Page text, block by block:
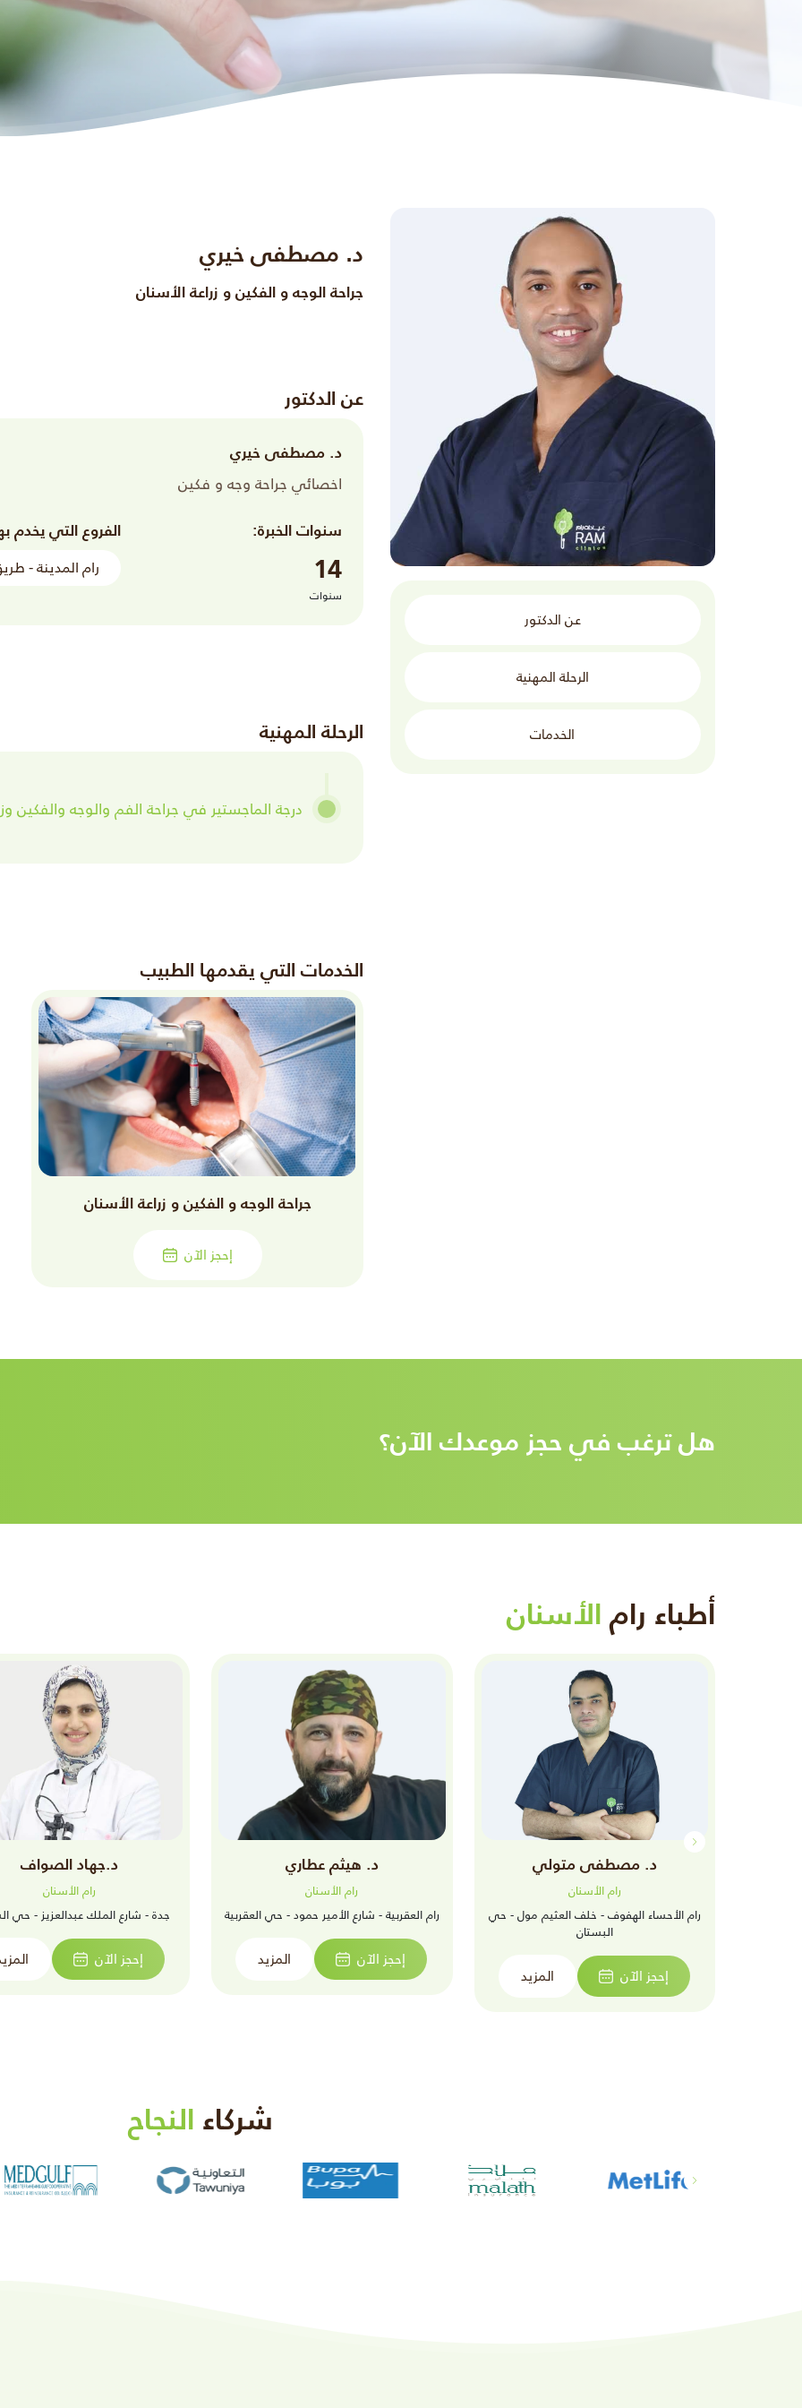
عن الدكتور
الرحلة المهنية
الخدمات
د. مصطفى خيري
جراحة الوجه و الفكين و زراعة الأسنان
عن الدكتور
د. مصطفى خيري
اخصائي جراحة وجه و فكين
سنوات الخبرة:
14
سنوات
الفروع التي يخدم
رام المدينة -
الرحلة المهنية
درجة الماجستير في جراحة الفم والوجه والفكين
الخدمات التي يقدمها الطبيب
جراحة الوجه و الفكين و زراعة الأسنان
إحجز الآن
هل ترغب في حجز موعدك الآن؟
أطباء رامالأسنان
د. مصطفى متولي
رام الأسنان
رام الأحساء الهفوف - خلف العثيم مول - حي
البستان
إحجز الآن المزيد
د. هيثم عطاري
رام الأسنان
رام العقربية - شارع الأمير حمود - حي العقربية
إحجز الآن المزيد
د.جهاد الصواف
رام الأسنان
جدة - شارع الملك عبدالعزيز - حي
إحجز الآن
شركاء النجاح